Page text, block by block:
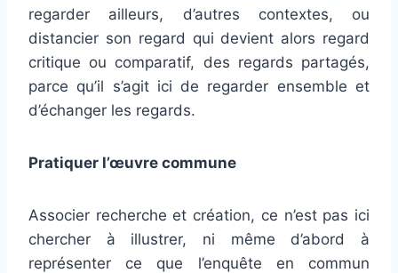
regarder ailleurs, d’autres contextes, ou
distancier son regard qui devient alors regard
critique ou comparatif, des regards partagés,
parce qu’il s’agit ici de regarder ensemble et
d’échanger les regards.
Pratiquer l’œuvre commune
Associer recherche et création, ce n’est pas ici
chercher à illustrer, ni même d’abord à
représenter ce que l’enquête en commun